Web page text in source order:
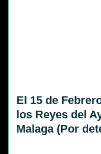
El 15 de
los Reyes del
Malaga (Por